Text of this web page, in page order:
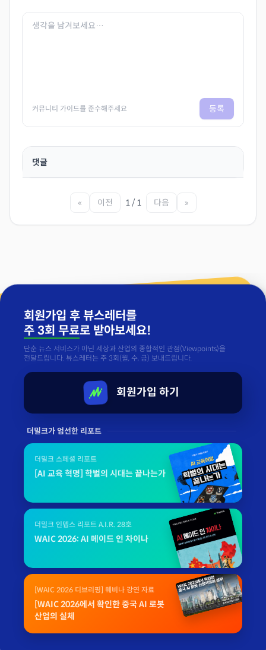
커뮤니티 가이드를 준수해주세요 등록
댓글
« 이전 1 / 1 다음 »
회원가입 후 뷰스레터를
주 3회 무료로 받아보세요!
단순 뉴스 서비스가 아닌 세상과 산업의 종합적인 관점(Viewpoints)을
전달드립니다. 뷰스레터는 주 3회(월, 수, 금) 보내드립니다.
회원가입 하기
더밀크가 엄선한 리포트
더밀크 스페셜 리포트
[AI 교육 혁명] 학벌의 시대는 끝나는가
더밀크 인뎁스 리포트 A.I.R. 28호
WAIC 2026: AI 메이드 인 차이나
[WAIC 2026 디브리핑] 웨비나 강연 자료
[WAIC 2026에서 확인한 중국 AI 로봇
산업의 실체